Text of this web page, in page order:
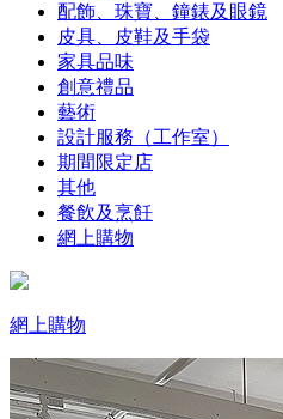
配飾、珠寶、鐘錶及眼鏡
皮具、皮鞋及手袋
家具品味
創意禮品
藝術
設計服務（工作室）
期間限定店
其他
餐飲及烹飪
網上購物
網上購物